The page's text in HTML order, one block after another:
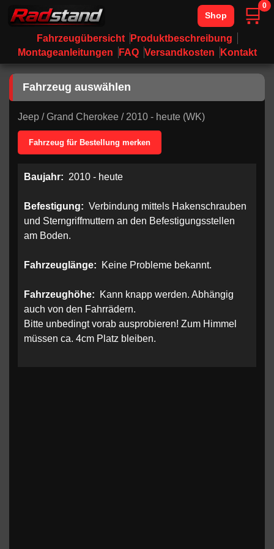
Fahrzeugübersicht
Produktbeschreibung
Montageanleitungen
FAQ Versandkosten Kontakt
Shop 🛒0
Fahrzeug auswählen
Jeep /Grand Cherokee / 2010 - heute (WK)
Fahrzeug für Bestellung merken
Baujahr: 2010 - heute
Befestigung: Verbindung mittels Hakenschrauben
und Sterngriffmuttern an den Befestigungsstellen
am Boden.
Fahrzeuglänge: Keine Probleme bekannt.
Fahrzeughöhe:
Kann knapp werden. Abhängig
auch von den Fahrrädern.
Bitte unbedingt vorab ausprobieren! Zum Himmel
müssen ca. 4cm Platz bleiben.